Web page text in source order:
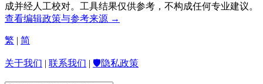
成并经人工校对。工具结果仅供参考，不构成任何专业建议。
查看编辑政策与参考来源 →
繁 | 简
关于我们 | 联系我们 | 🛡️隐私政策